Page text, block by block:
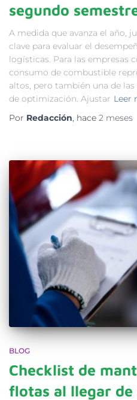
segundo
A medida que avanza el año,
clave para evaluar el
logísticas. Para las empresas
consumo de combustible
altos, pero también una de
de optimización. Ajustar Leer
Por Redacción, hace 2 meses
BLOG
Checklist de
flotas al llegar de